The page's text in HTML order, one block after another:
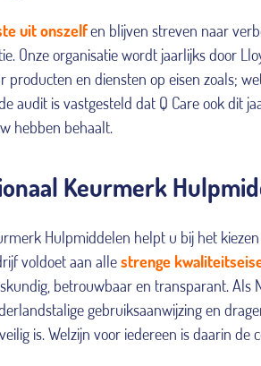
uit onszelfen blijven streven naar
Onze organisatie wordt jaarlijks door
producten en diensten op eisen zoals;
audit is vastgesteld dat Q Care ook dit
hebben behaalt.
Keurmerk
Hulpmiddelen helpt u bij het
voldoet aan allestrenge
betrouwbaar en transparant.
gebruiksaanwijzing en
is. Welzijn voor iedereen is daarin de